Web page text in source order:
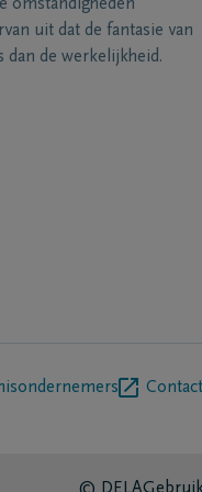
omstandigheden
uit dat de fantasie van
dan de werkelijkheid.
Contact